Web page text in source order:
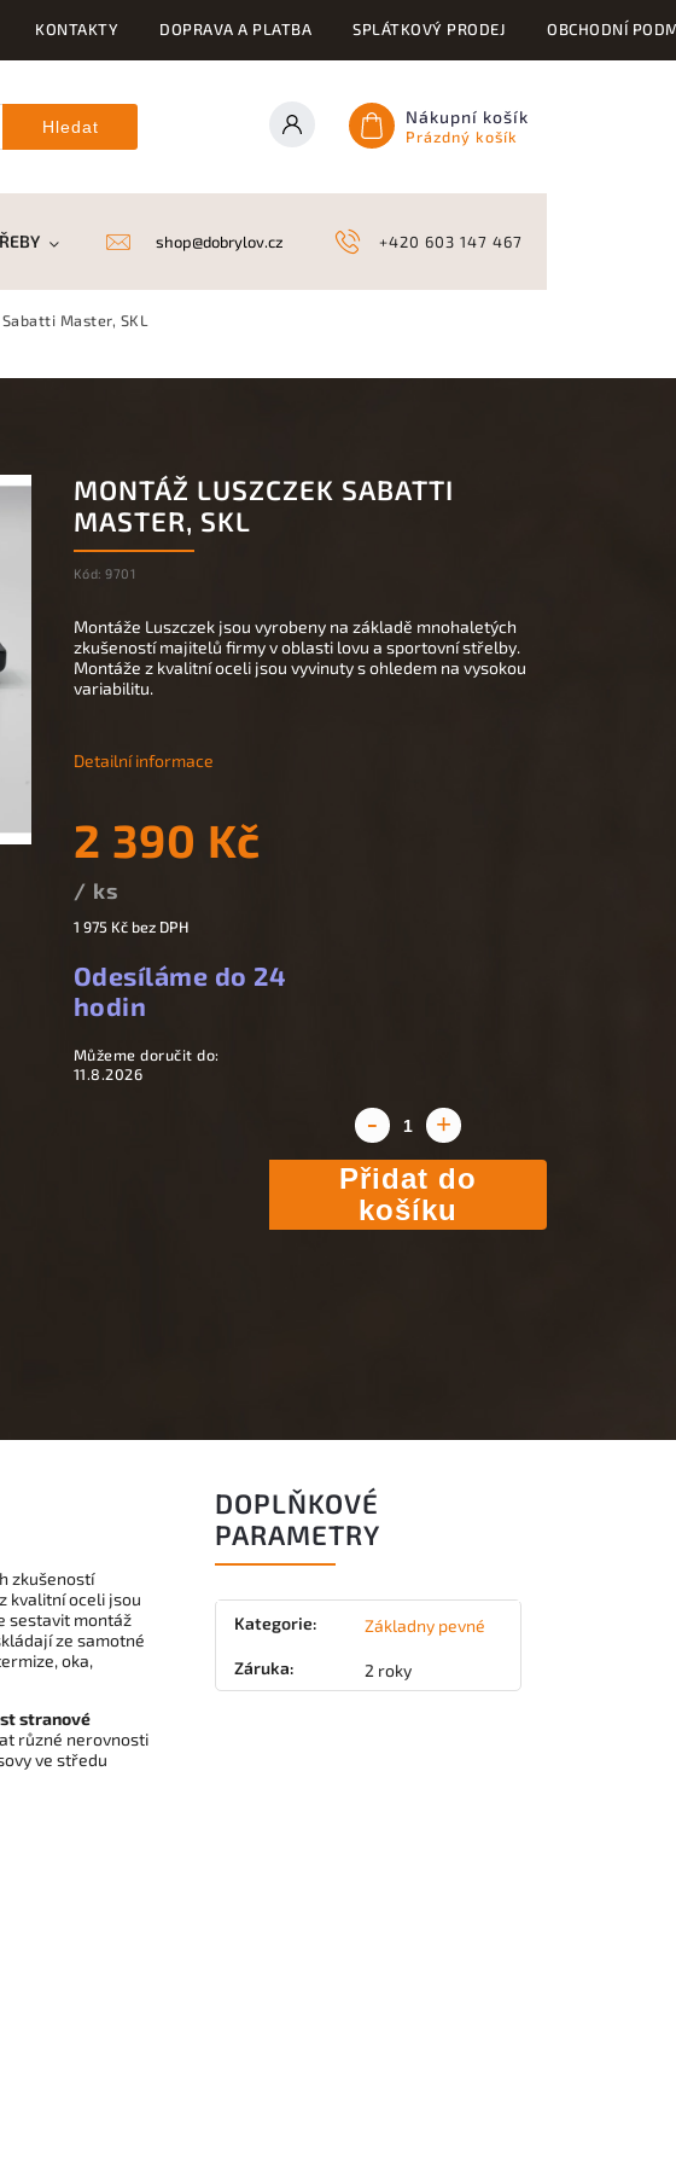
KONTAKTY DOPRAVA A PLATBA SPLÁTKOVÝ PRODEJ OBCHODNÍ
Hledat Nákupní košík
Prázdný košík
DRONY KYNOLOGICKÉ POTŘEBY NAHÁŇKY A LOV
+420 603 147 467
shop@dobrylov.cz
Master, SKL
MONTÁŽ LUSZCZEK SABATTI
MASTER, SKL
Kód: 9701
2 390 Kč
/ ks
1 975 Kč bez DPH
Odesíláme do 24
hodin
Můžeme doručit do:
11.8.2026
Přidat do
košíku
Montáže Luszczek jsou vyrobeny na základě mnohaletých
zkušeností majitelů firmy v oblasti lovu a sportovní střelby.
Montáže z kvalitní oceli jsou vyvinuty s ohledem na vysokou
variabilitu.
Detailní informace
zkušeností
kvalitní oceli jsou
sestavit montáž
ze samotné
oka,
stranové
různé nerovnosti
ve středu
DOPLŇKOVÉ
PARAMETRY
Kategorie: Základny pevné
Záruka: 2 roky